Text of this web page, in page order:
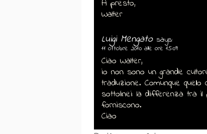
A presto,
Walter
Luigi Mengatosays:
11 ottobre 2010 alle ore 15:09
Ciao Walter,
io non sono un grande
traduzione. Comunque
sottolinei: la differenza tra
forniscono.
Ciao